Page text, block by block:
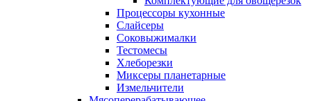
Процессоры кухонные
Слайсеры
Соковыжималки
Тестомесы
Хлеборезки
Миксеры планетарные
Измельчители